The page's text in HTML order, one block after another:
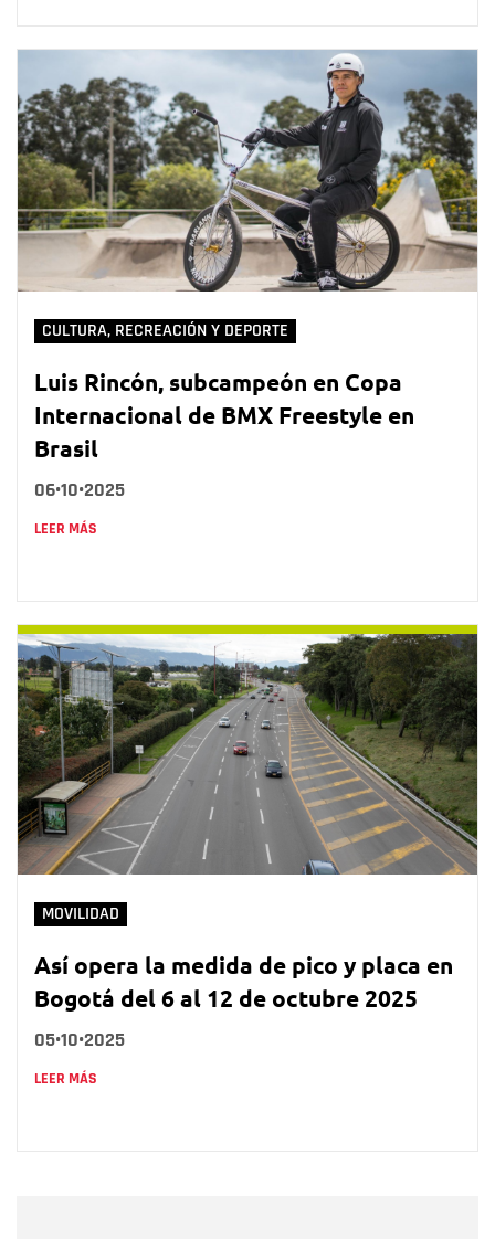
CULTURA, RECREACIÓN Y DEPORTE
Luis Rincón, subcampeón en Copa
Internacional de BMX Freestyle en
Brasil
06•10•2025
LEER MÁS
MOVILIDAD
Así opera la medida de pico y placa en
Bogotá del 6 al 12 de octubre 2025
05•10•2025
LEER MÁS